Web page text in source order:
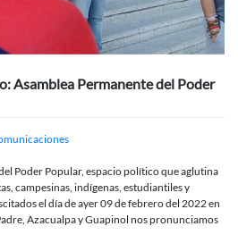
Asamblea Permanente del Poder
Poder Popular, espacio político que aglutina
campesinas, indígenas, estudiantiles y
el día de ayer 09 de febrero del 2022 en
Azacualpa y Guapinol nos pronunciamos